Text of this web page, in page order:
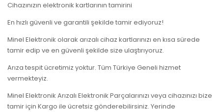
Cihazınızın elektronik kartlarının tamirini
En hızlı güvenli ve garantili şekilde tamir ediyoruz!
Minel Elektronik olarak arızalı cihaz kartlarınızı en kısa sürede
tamir edip ve en güvenli şekilde size ulaştırıyoruz.
Arıza tespit ücretimiz yoktur. Tüm Türkiye Geneli hizmet
vermekteyiz.
Minel Elektronik Arızalı Elektronik Parçalarınızı veya cihazınızı bize
tamir için Kargo ile ücretsiz gönderebilirsiniz. Yerinde